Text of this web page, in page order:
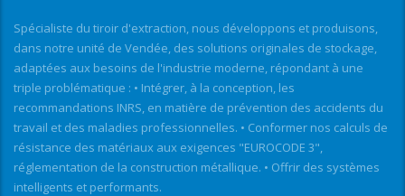
Spécialiste du tiroir d'extraction, nous développons et produisons,
dans notre unité de Vendée, des solutions originales de stockage,
adaptées aux besoins de l'industrie moderne, répondant à une
triple problématique : • Intégrer, à la conception, les
recommandations INRS, en matière de prévention des accidents du
travail et des maladies professionnelles. • Conformer nos calculs de
résistance des matériaux aux exigences "EUROCODE 3",
réglementation de la construction métallique. • Offrir des systèmes
intelligents et performants.